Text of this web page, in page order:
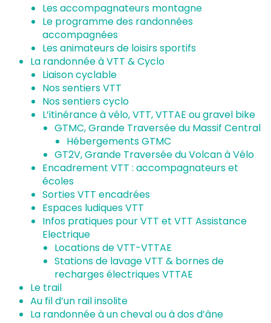
Les accompagnateurs montagne
Le programme des randonnées
accompagnées
Les animateurs de loisirs sportifs
La randonnée à VTT & Cyclo
Liaison cyclable
Nos sentiers VTT
Nos sentiers cyclo
L’itinérance à vélo, VTT, VTTAE ou gravel bike
GTMC, Grande Traversée du Massif Central
Hébergements GTMC
GT2V, Grande Traversée du Volcan à Vélo
Encadrement VTT : accompagnateurs et
écoles
Sorties VTT encadrées
Espaces ludiques VTT
Infos pratiques pour VTT et VTT Assistance
Electrique
Locations de VTT-VTTAE
Stations de lavage VTT & bornes de
recharges électriques VTTAE
Le trail
Au fil d’un rail insolite
La randonnée à un cheval ou à dos d’âne